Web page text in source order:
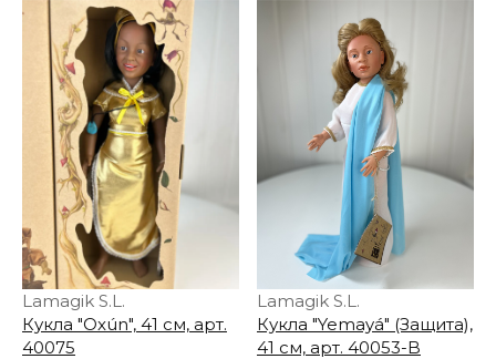
Lamagik S.L.
Кукла "Oxún", 41 см, арт.
40075
Lamagik S.L.
Кукла "Yemayá" (Защита),
41 см, арт. 40053-B